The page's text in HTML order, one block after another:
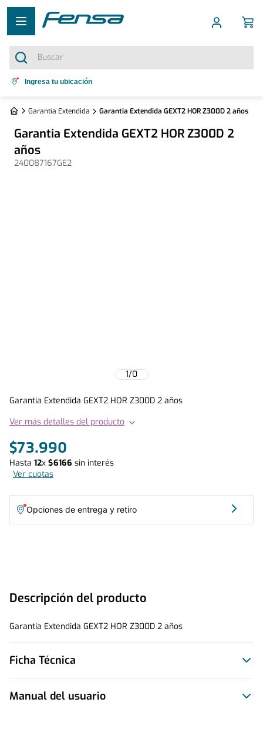
Buscar
Términos más buscados
3
4. refrigerador no frost
Ingresa tu ubicación
Garantía Extendida Garantia Extendida GEXT2 HOR Z300D 2 años
Garantia Extendida GEXT2 HOR Z300D 2
años
240087167GE2
1/0
Garantia Extendida GEXT2 HOR Z300D 2 años
Ver más detalles del producto
$73.990
Hasta 12x $6166 sin interés
Ver cuotas
Opciones de entrega y retiro
Descripción del producto
Garantia Extendida GEXT2 HOR Z300D 2 años
Ficha Técnica
Manual del usuario